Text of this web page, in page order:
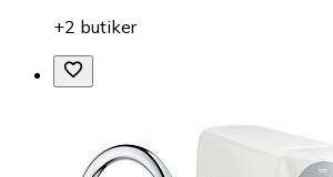
+2 butiker